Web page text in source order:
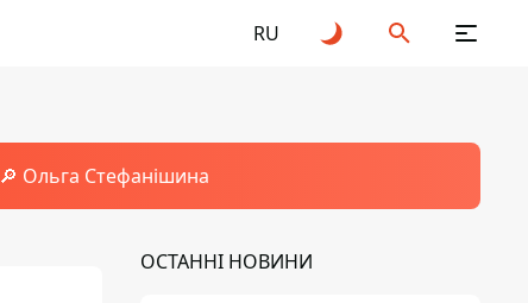
RU
🔎 Ольга Стефанішина
ОСТАННІ НОВИНИ